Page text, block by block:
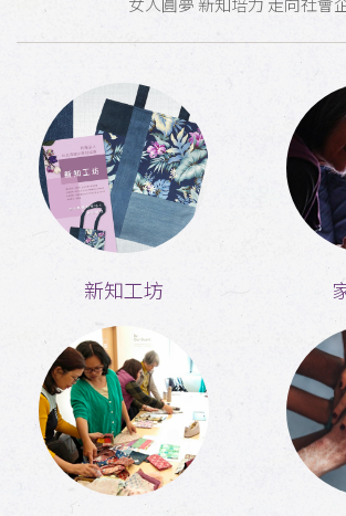
新知工坊